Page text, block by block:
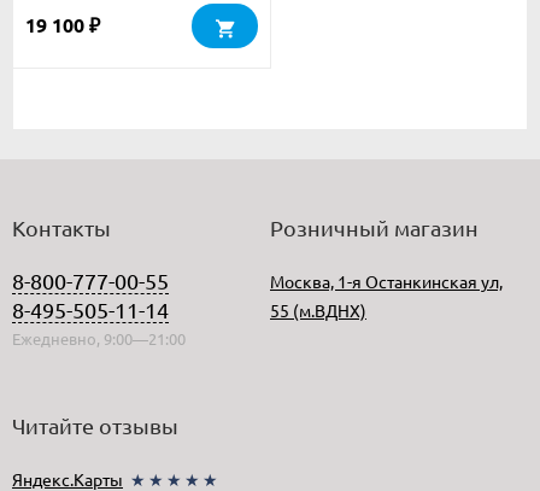
19 100 ₽
Контакты
8-800-777-00-55
8-495-505-11-14
Ежедневно, 9:00—21:00
Розничный магазин
Москва, 1-я Останкинская ул,
55 (м.ВДНХ)
Читайте отзывы
Яндекс.Карты ★★★★★